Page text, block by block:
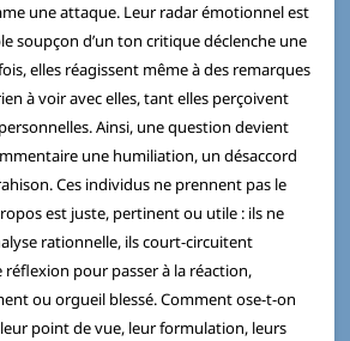
une attaque. Leur radar émotionnel est
soupçon d’un ton critique déclenche une
elles réagissent même à des remarques
à voir avec elles, tant elles perçoivent
Ainsi, une question devient
une humiliation, un désaccord
Ces individus ne prennent pas le
est juste, pertinent ou utile : ils ne
rationnelle, ils court-circuitent
pour passer à la réaction,
ou orgueil blessé. Comment ose-t-on
point de vue, leur formulation, leurs